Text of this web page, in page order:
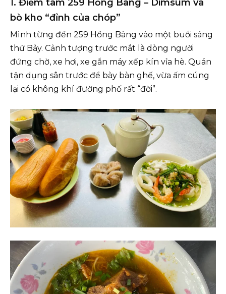
1. Điểm tâm 259 Hồng Bàng – Dimsum và
bò kho “đỉnh của chóp”
Mình từng đến 259 Hồng Bàng vào một buổi sáng
thứ Bảy. Cảnh tượng trước mắt là dòng người
đứng chờ, xe hơi, xe gắn máy xếp kín vỉa hè. Quán
tận dụng sân trước để bày bàn ghế, vừa ấm cúng
lại có không khí đường phố rất “đời”.